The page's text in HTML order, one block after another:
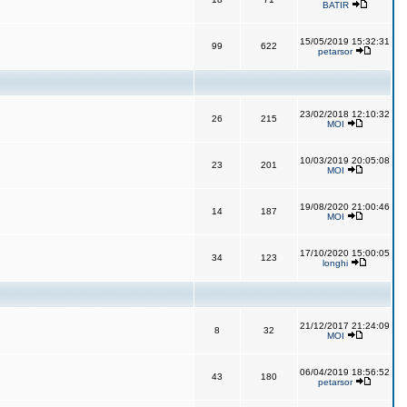
BATIR
99 622
15/05/2019 15:32:31
petarsor
26 215
23/02/2018 12:10:32
MOI
23 201
10/03/2019 20:05:08
MOI
14 187
19/08/2020 21:00:46
MOI
34 123
17/10/2020 15:00:05
longhi
8 32
21/12/2017 21:24:09
MOI
43 180
06/04/2019 18:56:52
petarsor